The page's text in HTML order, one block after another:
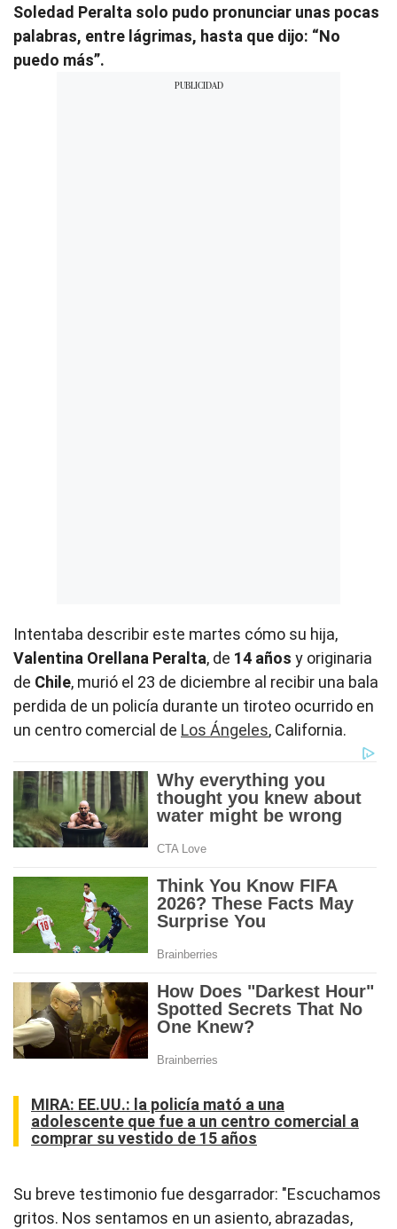
Soledad Peralta solo pudo pronunciar unas pocas
palabras, entre lágrimas, hasta que dijo: “No
puedo más”.
Intentaba describir este martes cómo su hija,
Valentina Orellana Peralta, de 14 años y originaria
de Chile, murió el 23 de diciembre al recibir una bala
perdida de un policía durante un tiroteo ocurrido en
un centro comercial de Los Ángeles, California.
MIRA: EE.UU.: la policía mató a una
adolescente que fue a un centro comercial a
comprar su vestido de 15 años
Su breve testimonio fue desgarrador: "Escuchamos
gritos. Nos sentamos en un asiento, abrazadas,